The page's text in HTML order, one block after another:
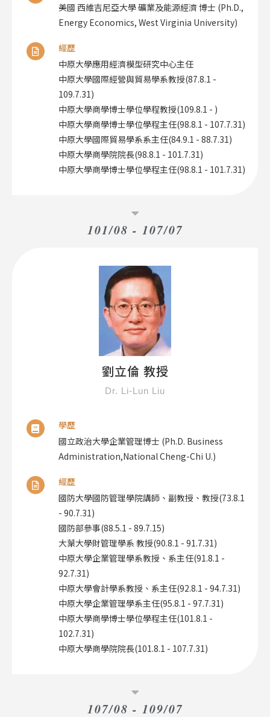
美國 西維吉尼亞大學 礦業及能源經濟 博士 (Ph.D.,
Energy Economics, West Virginia University)
經歷
中原大學應用經濟模型研究中心主任
中原大學國際經營與貿易學系教授(87.8.1 -
109.7.31)
中原大學商學博士學位學程教授(109.8.1 - )
中原大學商學博士學位學程主任(98.8.1 - 107.7.31)
中原大學國際貿易學系系主任(84.9.1 - 88.7.31)
中原大學商學院院長(98.8.1 - 101.7.31)
中原大學商學博士學位學程主任(98.8.1 - 101.7.31)
101/08 - 107/07
劉立倫 教授
Dr. Li-Lun Liu
學歷
國立政治大學企業管理博士 (Ph.D. Business
Administration,National Cheng-Chi U.)
經歷
國防大學國防管理學院講師、副教授、教授(73.8.1
- 90.7.31)
國防部參事(88.5.1 - 89.7.15)
大葉大學財管理學系 教授(90.8.1 - 91.7.31)
中原大學企業管理學系教授、系主任(91.8.1 -
92.7.31)
中原大學會計學系教授、系主任(92.8.1 - 94.7.31)
中原大學企業管理學系主任(95.8.1 - 97.7.31)
中原大學商學博士學位學程主任(101.8.1 -
102.7.31)
中原大學商學院院長(101.8.1 - 107.7.31)
107/08 - 109/07